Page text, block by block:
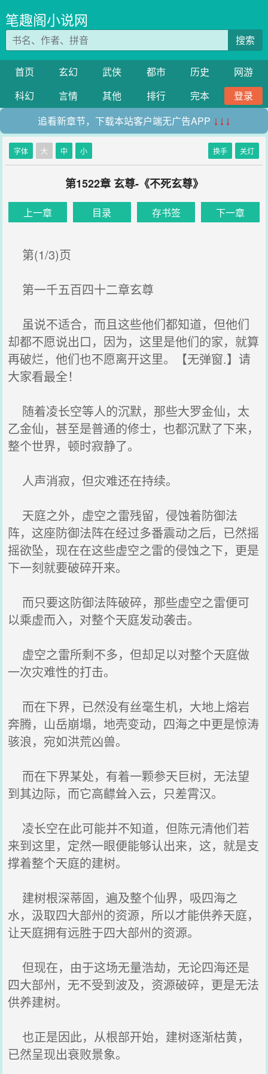
笔趣阁小说网
搜索
首页 玄幻 武侠 都市 历史
网游
科幻
言情 其他 排行 完本
登录
追看新章节，下载本站客户端无广告APP ↓↓↓
字体 大 中 小 换手 关灯
第1522章 玄尊-《不死玄尊》
上一章 目录 存书签 下一章
第(1/3)页
第一千五百四十二章玄尊
虽说不适合，而且这些他们都知道，但他们
却都不愿说出口，因为，这里是他们的家，就算
再破烂，他们也不愿离开这里。【无弹窗.】请
大家看最全！
随着凌长空等人的沉默，那些大罗金仙，太
乙金仙，甚至是普通的修士，也都沉默了下来，
整个世界，顿时寂静了。
人声消寂，但灾难还在持续。
天庭之外，虚空之雷残留，侵蚀着防御法
阵，这座防御法阵在经过多番震动之后，已然摇
摇欲坠，现在在这些虚空之雷的侵蚀之下，更是
下一刻就要破碎开来。
而只要这防御法阵破碎，那些虚空之雷便可
以乘虚而入，对整个天庭发动袭击。
虚空之雷所剩不多，但却足以对整个天庭做
一次灾难性的打击。
而在下界，已然没有丝毫生机，大地上熔岩
奔腾，山岳崩塌，地壳变动，四海之中更是惊涛
骇浪，宛如洪荒凶兽。
而在下界某处，有着一颗参天巨树，无法望
到其边际，而它高齽耸入云，只差霄汉。
凌长空在此可能并不知道，但陈元清他们若
来到这里，定然一眼便能够认出来，这，就是支
撑着整个天庭的建树。
建树根深蒂固，遍及整个仙界，吸四海之
水，汲取四大部州的资源，所以才能供养天庭，
让天庭拥有远胜于四大部州的资源。
但现在，由于这场无量浩劫，无论四海还是
四大部州，无不受到波及，资源破碎，更是无法
供养建树。
也正是因此，从根部开始，建树逐渐枯黄，
已然呈现出衰败景象。